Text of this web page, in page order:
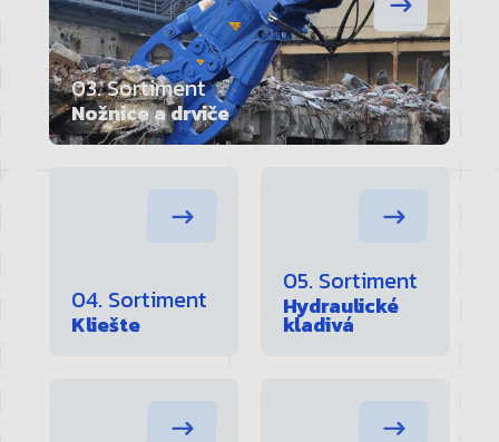
03. Sortiment
Nožnice a drviče
04. Sortiment
Kliešte
05. Sortiment
Hydraulické
kladivá